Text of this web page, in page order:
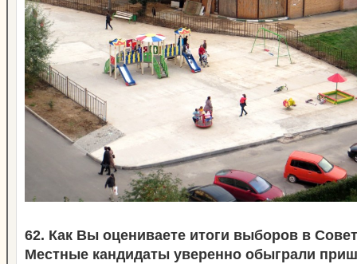
62. Как Вы оцениваете итоги выборов в
Местные кандидаты уверенно обыграли